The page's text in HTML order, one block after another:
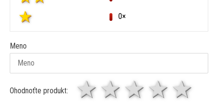
0×
Meno
Ohodnoťte produkt: 4
3
2 hviezdy
1 hviezda